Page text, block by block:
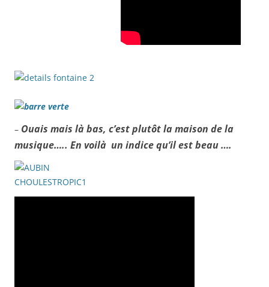
– Ouais mais là bas, c’est plutôt la maison de la
musique….. En voilà un indice qu’il est beau ….